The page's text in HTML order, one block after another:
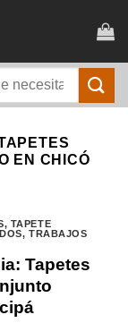
EN CHICÓ
, TAPETE
, TRABAJOS
Tapetes